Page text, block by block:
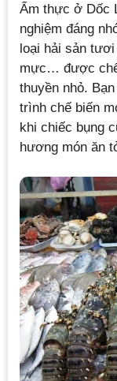
Ẩm thực ở Dốc
nghiệm đáng
loại hải sản
mực… được
thuyền nhỏ.
trình chế biến
khi chiếc bụng
hương món ăn